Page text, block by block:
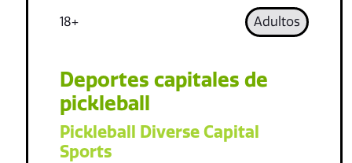
18+ Adultos
Deportes capitales de
pickleball
Pickleball Diverse Capital
Sports